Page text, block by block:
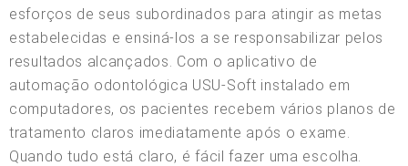
esforços de seus subordinados para atingir as metas
estabelecidas e ensiná-los a se responsabilizar pelos
resultados alcançados. Com o aplicativo de
automação odontológica USU-Soft instalado em
computadores, os pacientes recebem vários planos de
tratamento claros imediatamente após o exame.
Quando tudo está claro, é fácil fazer uma escolha.